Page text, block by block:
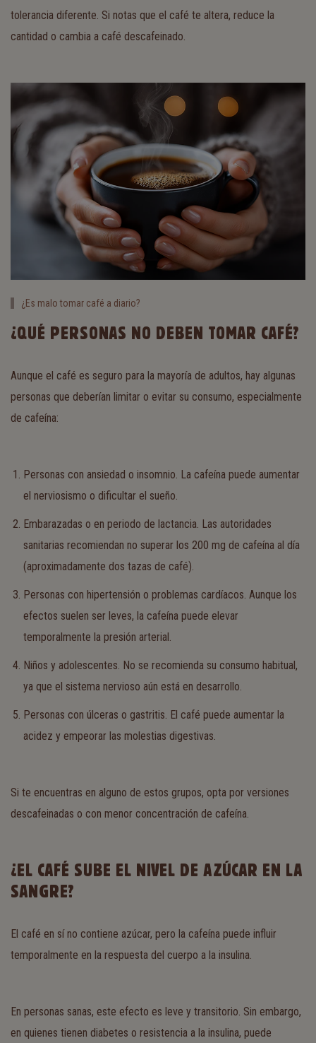
tolerancia diferente. Si notas que el café te altera, reduce la
cantidad o cambia a café descafeinado.
¿Es malo tomar café a diario?
¿QUÉ PERSONAS NO DEBEN TOMAR CAFÉ?
Aunque el café es seguro para la mayoría de adultos, hay algunas
personas que deberían limitar o evitar su consumo, especialmente
de cafeína:
Personas con ansiedad o insomnio. La cafeína puede aumentar
el nerviosismo o dificultar el sueño.
Embarazadas o en periodo de lactancia. Las autoridades
sanitarias recomiendan no superar los 200 mg de cafeína al día
(aproximadamente dos tazas de café).
Personas con hipertensión o problemas cardíacos. Aunque los
efectos suelen ser leves, la cafeína puede elevar
temporalmente la presión arterial.
Niños y adolescentes. No se recomienda su consumo habitual,
ya que el sistema nervioso aún está en desarrollo.
Personas con úlceras o gastritis. El café puede aumentar la
acidez y empeorar las molestias digestivas.
Si te encuentras en alguno de estos grupos, opta por versiones
descafeinadas o con menor concentración de cafeína.
¿EL CAFÉ SUBE EL NIVEL DE AZÚCAR EN LA
SANGRE?
El café en sí no contiene azúcar, pero la cafeína puede influir
temporalmente en la respuesta del cuerpo a la insulina.
En personas sanas, este efecto es leve y transitorio. Sin embargo,
en quienes tienen diabetes o resistencia a la insulina, puede